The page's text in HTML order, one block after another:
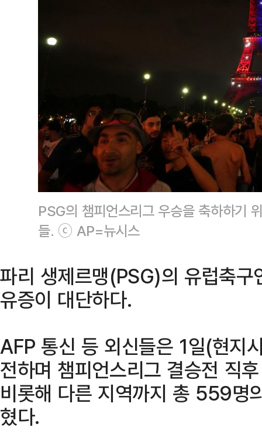
PSG의 챔피언스리그 우승을 축하하기
들. ⓒ AP=뉴시스
파리 생제르맹(PSG)의 유럽축
유증이 대단하다.
AFP 통신 등 외신들은 1일(현지
전하며 챔피언스리그 결승전 직
비롯해 다른 지역까지 총 559명
혔다.